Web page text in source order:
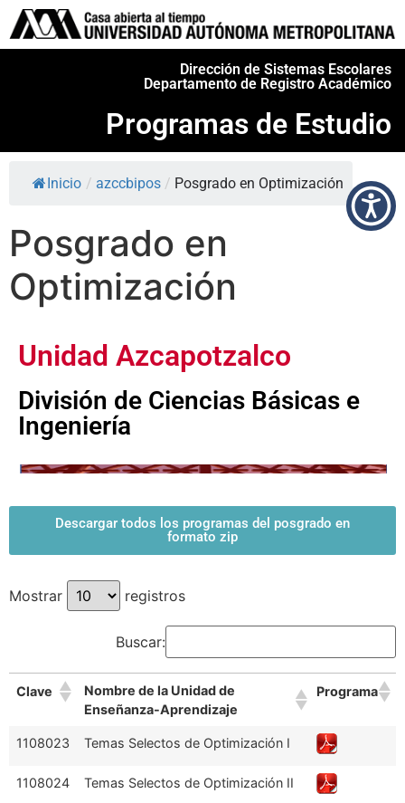
Dirección de Sistemas Escolares
Departamento de Registro Académico
Programas de Estudio
Inicio / azccbipos / Posgrado en Optimización
Posgrado en
Optimización
Unidad Azcapotzalco
División de Ciencias Básicas e
Ingeniería
Descargar todos los programas del posgrado en
formato zip
Mostrar registros
Buscar:
Clave
Nombre de la Unidad de
Enseñanza-Aprendizaje
Programa
1108023 Temas Selectos de Optimización I
1108024 Temas Selectos de Optimización II